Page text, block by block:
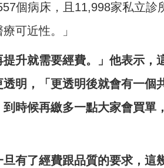
個病床，且11,998家私立
可近性。」
提升就需要經費。」他表示
明，「更透明後就會有一個
時候再繳多一點大家會買單
旦有了經費跟品質的要求，這